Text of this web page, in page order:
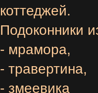
коттеджей.
Подоконники
- мрамора,
- травертина,
- змеевика